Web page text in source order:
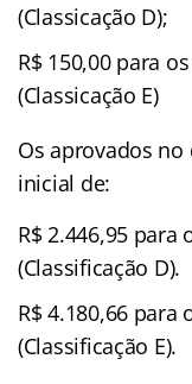
(Classicação D);
R$ 150,00 para
(Classicação E)
Os aprovados
inicial de:
R$ 2.446,95 para
(Classificação D).
R$ 4.180,66 para
(Classificação E).